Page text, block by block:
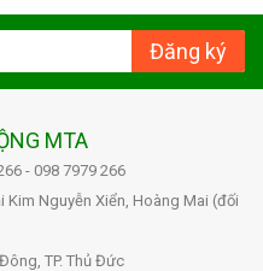
Đăng ký
MTA
- 098 7979 266
Kim Nguyễn Xiển, Hoàng Mai (đối
TP. Thủ Đức